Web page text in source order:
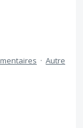
· Autre